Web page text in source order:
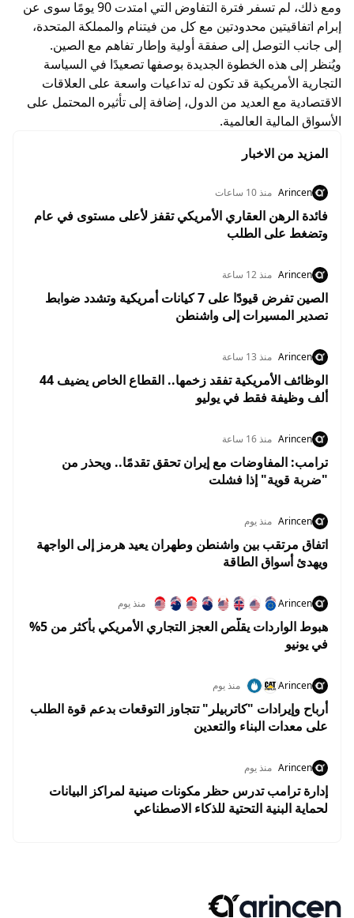
ومع ذلك، لم تسفر فترة التفاوض التي امتدت 90 يومًا سوى عن
إبرام اتفاقيتين محدودتين مع كل من فيتنام والمملكة المتحدة،
إلى جانب التوصل إلى صفقة أولية وإطار تفاهم مع الصين.
ويُنظر إلى هذه الخطوة الجديدة بوصفها تصعيدًا في السياسة
التجارية الأمريكية قد تكون له تداعيات واسعة على العلاقات
الاقتصادية مع العديد من الدول، إضافة إلى تأثيره المحتمل على
الأسواق المالية العالمية.
المزيد من الاخبار
Arincen منذ 10 ساعات
فائدة الرهن العقاري الأمريكي تقفز لأعلى مستوى في عام
وتضغط على الطلب
Arincen منذ 12 ساعة
الصين تفرض قيودًا على 7 كيانات أمريكية وتشدد ضوابط
تصدير المسيرات إلى واشنطن
Arincen منذ 13 ساعة
الوظائف الأمريكية تفقد زخمها.. القطاع الخاص يضيف 44
ألف وظيفة فقط في يوليو
Arincen منذ 16 ساعة
ترامب: المفاوضات مع إيران تحقق تقدمًا.. ويحذر من
"ضربة قوية" إذا فشلت
Arincen منذ يوم
اتفاق مرتقب بين واشنطن وطهران يعيد هرمز إلى الواجهة
ويهدئ أسواق الطاقة
Arincen منذ يوم
هبوط الواردات يقلّص العجز التجاري الأمريكي بأكثر من 5%
في يونيو
Arincen منذ يوم
أرباح وإيرادات "كاتربيلر" تتجاوز التوقعات بدعم قوة الطلب
على معدات البناء والتعدين
Arincen منذ يوم
إدارة ترامب تدرس حظر مكونات صينية لمراكز البيانات
لحماية البنية التحتية للذكاء الاصطناعي